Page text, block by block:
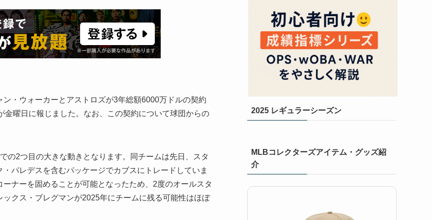
・ウォーカーとアストロズが3年総額6000万ドルの契約
曜日に報じました。なお、この契約について球団からの
の2つ目の大きな動きとなります。同チームは先日、スタ
パレデスを含むパッケージでカブスにトレードしていま
ナーを固めることが可能となったため、2度のオールスタ
クス・ブレグマンが2025年にチームに残る可能性はほぼ
2025 レギュラーシーズン
MLBコレクターズアイテム・グッズ紹
介